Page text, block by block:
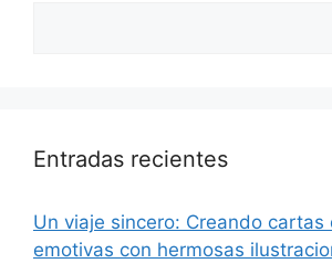
Entradas recientes
Un viaje sincero: Creando cartas
emotivas con hermosas